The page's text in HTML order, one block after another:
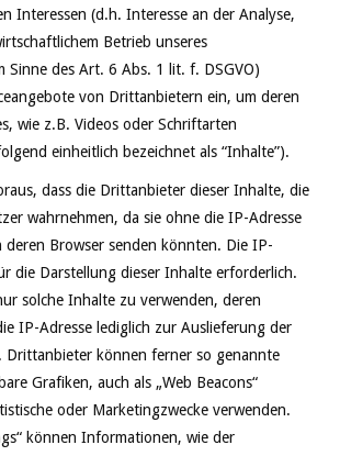
Interessen (d.h. Interesse an der Analyse,
Betrieb unseres
Sinne des Art. 6 Abs. 1 lit. f. DSGVO)
von Drittanbietern ein, um deren
wie z.B. Videos oder Schriftarten
einheitlich bezeichnet als “Inhalte”).
dass die Drittanbieter dieser Inhalte, die
wahrnehmen, da sie ohne die IP-Adresse
Browser senden könnten. Die IP-
die Darstellung dieser Inhalte erforderlich.
solche Inhalte zu verwenden, deren
IP-Adresse lediglich zur Auslieferung der
Drittanbieter können ferner so genannte
Grafiken, auch als „Web Beacons“
oder Marketingzwecke verwenden.
können Informationen, wie der